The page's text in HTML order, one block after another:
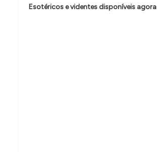
d
Esotéricos e videntes disponíveis agora